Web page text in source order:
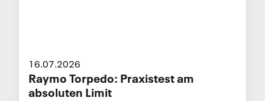
16.07.2026
Raymo Torpedo: Praxistest am
absoluten Limit